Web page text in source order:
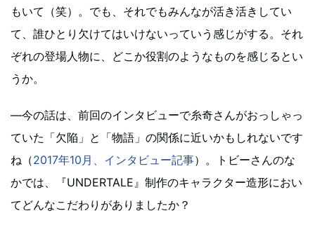
もいて（笑）。でも、それでもみんなが活き活きしてい
て、誰ひとり欠けてはいけないっていう感じがする。それ
ぞれの登場人物に、どこか役割のようなものを感じるとい
うか。
—今の話は、前回のインタビューで糸奇さんがおっしゃっ
ていた「欠陥」と「物語」の関係に近いかもしれないです
ね（2017年10月、インタビュー記事）。トビーさんのな
かでは、『UNDERTALE』制作のキャラクター造形におい
てどんなこだわりがありましたか？